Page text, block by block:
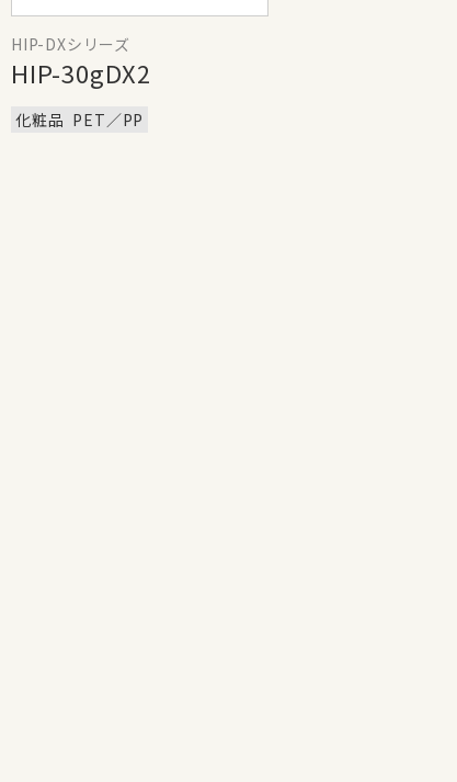
HIP-DXシリーズ
HIP-30gDX2
化粧品 PET／PP